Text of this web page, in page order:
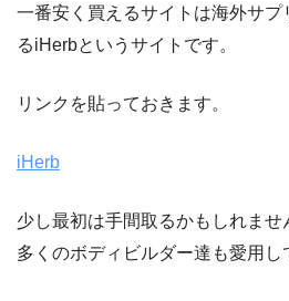
一番安く買えるサイトは海外サ
るiHerbというサイトです。
リンクを貼っておきます。
iHerb
少し最初は手間取るかもしれませ
多くのボディビルダー達も愛用し